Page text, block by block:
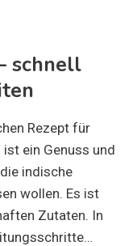
schnell
Rezept für
ein Genuss und
indische
wollen. Es ist
Zutaten. In